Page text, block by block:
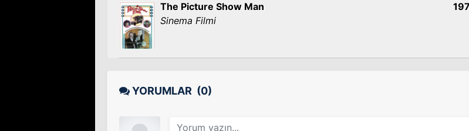
The Picture Show Man
Sinema Filmi
YORUMLAR (0)